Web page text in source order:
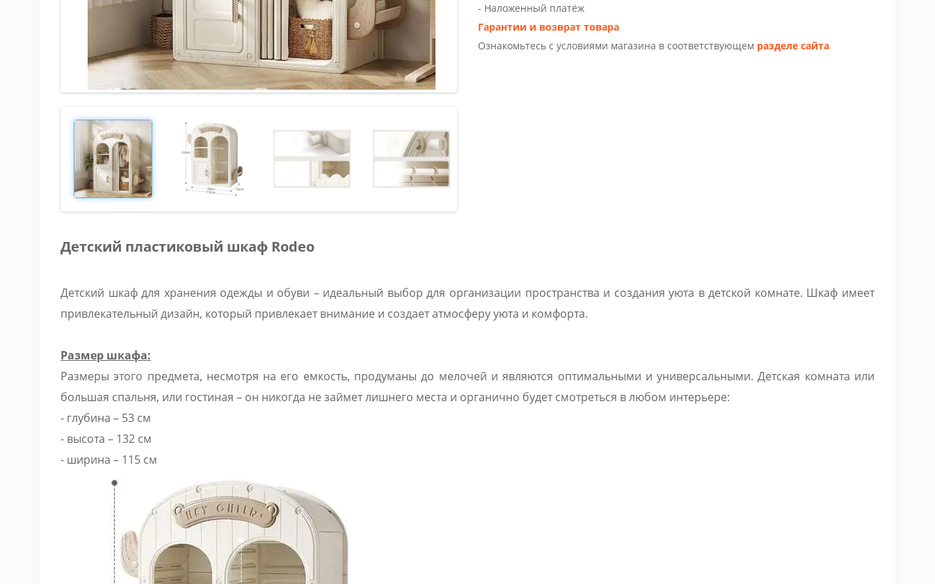
- Наложенный платёж
Гарантии и возврат товара
Ознакомьтесь с условиями магазина в соответствующем разделе сайта
Детский пластиковый шкаф Rodeo
Детский шкаф для хранения одежды и обуви – идеальный выбор для организации пространства и создания уюта в детской комнате. Шкаф имеет
привлекательный дизайн, который привлекает внимание и создает атмосферу уюта и комфорта.
Размер шкафа:
Размеры этого предмета, несмотря на его емкость, продуманы до мелочей и являются оптимальными и универсальными. Детская комната или
большая спальня, или гостиная – он никогда не займет лишнего места и органично будет смотреться в любом интерьере:
- глубина – 53 см
- высота – 132 см
- ширина – 115 см